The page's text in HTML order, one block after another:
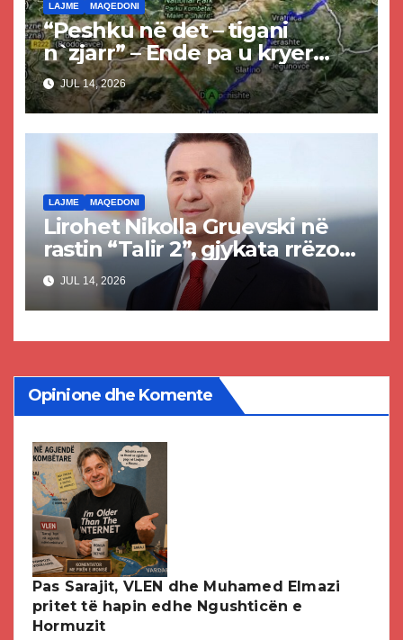
LAJME MAQEDONI
“Peshku në det – tigani
n`zjarr” – Ende pa u kryer
projekti i tunelit, komuna e
Tetovës nis punimet për
rrugën Tetovë – Prizren
JUL 14, 2026
LAJME MAQEDONI
Lirohet Nikolla Gruevski në
rastin “Talir 2”, gjykata rrëzon
akuzat për ndërtimin e
paligjshëm të selisë së VMRO-
DPMNE-së
JUL 14, 2026
Opinione dhe Komente
Pas Sarajit, VLEN dhe Muhamed Elmazi
pritet të hapin edhe Ngushticën e
Hormuzit